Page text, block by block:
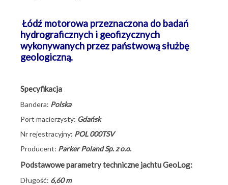
Łódź motorowa przeznaczona do badań
hydrograficznych i geofizycznych
wykonywanych przez państwową służbę
geologiczną.
Specyfikacja
Bandera: Polska
Port macierzysty: Gdańsk
Nr rejestracyjny: POL 000TSV
Producent: Parker Poland Sp. z o.o.
Podstawowe parametry techniczne jachtu GeoLog:
Długość: 6,60 m